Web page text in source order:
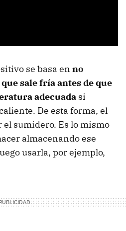
se basa en no
sale fría antes de que
adecuada si
De esta forma, el
el sumidero. Es lo mismo
almacenando ese
usarla, por ejemplo,